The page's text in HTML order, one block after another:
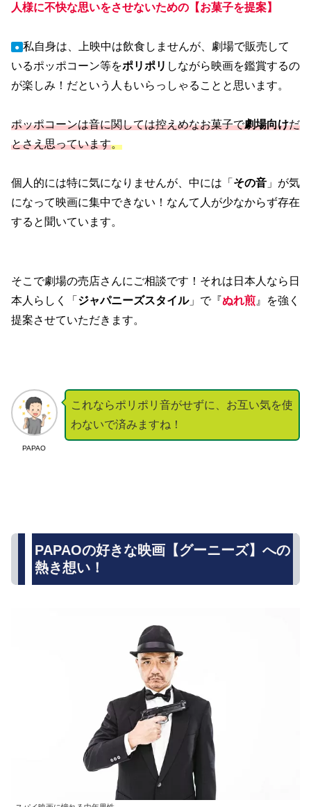
人様に不快な思いをさせないための【お菓子を提案】
● 私自身は、上映中は飲食しませんが、劇場で販売して
いるポッポコーン等をポリポリ しながら映画を鑑賞するの
が楽しみ！だという人もいらっしゃることと思います。
ポッポコーンは音に関しては控えめなお菓子で劇場向けだ
とさえ思っています。
個人的には特に気になりませんが、中には「 その音 」が気
になって映画に集中できない！なんて人が少なからず存在
すると聞いています。
そこで劇場の売店さんにご相談です！それは日本人なら日
本人らしく「 ジャパニーズスタイル」で『ぬれ煎 』を強く
提案させていただきます。
PAPAO
これならポリポリ音がせずに、お互い気を使
わないで済みますね！
PAPAOの好きな映画【グーニーズ】への
熱き想い！